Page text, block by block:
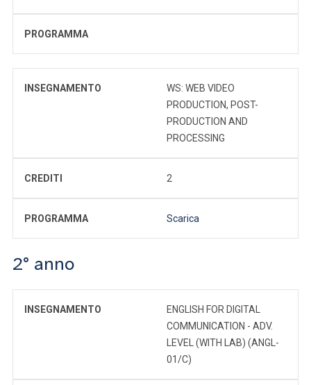
PROGRAMMA
INSEGNAMENTO
WS: WEB VIDEO
PRODUCTION, POST-
PRODUCTION AND
PROCESSING
CREDITI 2
PROGRAMMA Scarica
2° anno
INSEGNAMENTO
ENGLISH FOR DIGITAL
COMMUNICATION - ADV.
LEVEL (WITH LAB) (ANGL-
01/C)